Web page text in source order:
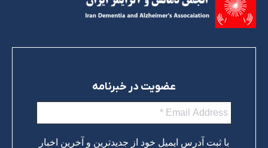
عضویت در خبرنامه
با ثبت آدرس ایمیل خود از جدیدترین و آخرین اخبار